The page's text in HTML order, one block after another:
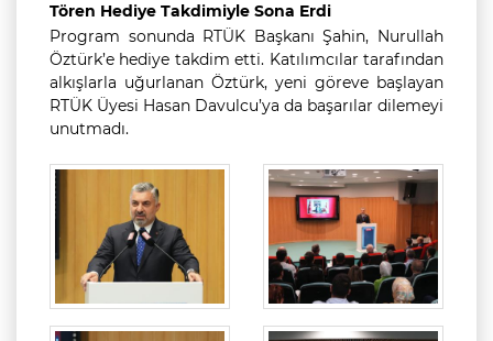
Tören Hediye Takdimiyle Sona Erdi
Program sonunda RTÜK Başkanı Şahin, Nurullah
Öztürk’e hediye takdim etti. Katılımcılar tarafından
alkışlarla uğurlanan Öztürk, yeni göreve başlayan
RTÜK Üyesi Hasan Davulcu’ya da başarılar dilemeyi
unutmadı.